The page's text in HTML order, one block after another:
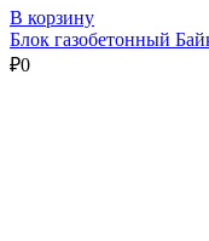
В корзину
Блок газобетонный
₽0